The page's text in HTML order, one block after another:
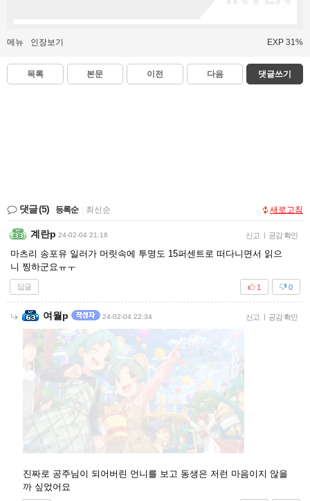
메뉴 인장보기 EXP 31%
목록 본문 이전 다음 댓글쓰기
댓글(5) 등록순 최신순 새로고침
계란p 24-02-04 21:16 신고 | 공감 확인
마츠리 송포유 일러가 머릿속에 투명도 15퍼센트로 떠다니면서 읽으
니 찡하군요ㅠㅜ
답글 0
1
여월p 24-02-04 22:34 신고 | 공감 확인
진짜로 공주님이 되어버린 언니를 보고 동생은 저런 마음이지 않을
까 싶었어요